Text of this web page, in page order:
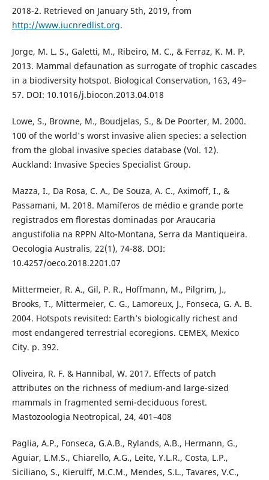
2018-2. Retrieved on January 5th, 2019, from
http://www.iucnredlist.org.
Jorge, M. L. S., Galetti, M., Ribeiro, M. C., & Ferraz, K. M. P.
2013. Mammal defaunation as surrogate of trophic cascades
in a biodiversity hotspot. Biological Conservation, 163, 49–
57. DOI: 10.1016/j.biocon.2013.04.018
Lowe, S., Browne, M., Boudjelas, S., & De Poorter, M. 2000.
100 of the world's worst invasive alien species: a selection
from the global invasive species database (Vol. 12).
Auckland: Invasive Species Specialist Group.
Mazza, I., Da Rosa, C. A., De Souza, A. C., Aximoff, I., &
Passamani, M. 2018. Mamíferos de médio e grande porte
registrados em florestas dominadas por Araucaria
angustifolia na RPPN Alto-Montana, Serra da Mantiqueira.
Oecologia Australis, 22(1), 74-88. DOI:
10.4257/oeco.2018.2201.07
Mittermeier, R. A., Gil, P. R., Hoffmann, M., Pilgrim, J.,
Brooks, T., Mittermeier, C. G., Lamoreux, J., Fonseca, G. A. B.
2004. Hotspots revisited: Earth’s biologically richest and
most endangered terrestrial ecoregions. CEMEX, Mexico
City. p. 392.
Oliveira, R. F. & Hannibal, W. 2017. Effects of patch
attributes on the richness of medium-and large-sized
mammals in fragmented semi-deciduous forest.
Mastozoologia Neotropical, 24, 401–408
Paglia, A.P., Fonseca, G.A.B., Rylands, A.B., Hermann, G.,
Aguiar, L.M.S., Chiarello, A.G., Leite, Y.L.R., Costa, L.P.,
Siciliano, S., Kierulff, M.C.M., Mendes, S.L., Tavares, V.C.,